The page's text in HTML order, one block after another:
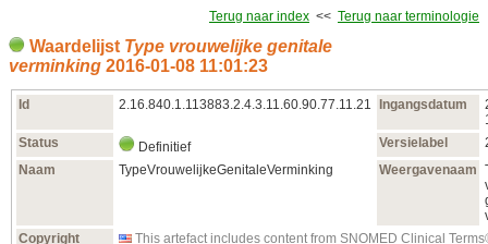
Terug naar index << Terug naar terminologie
Waardelijst Type vrouwelijke genitale
verminking 2016‑01‑08 11:01:23
Id 2.16.840.1.113883.2.4.3.11.60.90.77.11.21 Ingangsdatum
Status
Definitief Versielabel
Naam
TypeVrouwelijkeGenitaleVerminking Weergavenaam
Copyright
This artefact includes content from SNOMED Clinical